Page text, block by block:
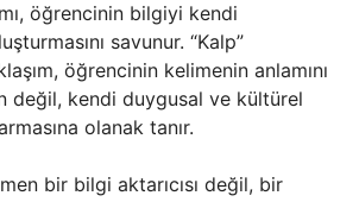
öğrencinin bilgiyi kendi
savunur. “Kalp”
öğrencinin kelimenin anlamını
değil, kendi duygusal ve kültürel
olanak tanır.
bir bilgi aktarıcısı değil, bir